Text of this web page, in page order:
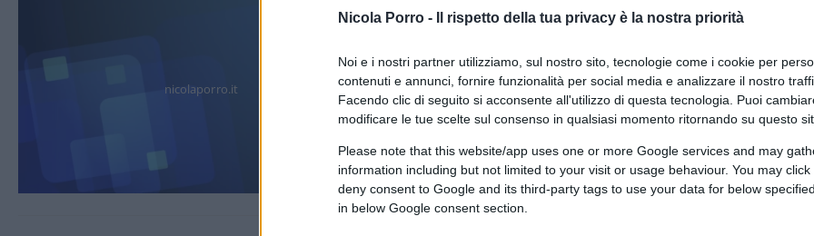
Nicola Porro - Il rispetto della tua privacy è la nostra priorità
Noi e i nostri partner utilizziamo, sul nostro sito, tecnologie come i cookie per
contenuti e annunci, fornire funzionalità per social media e analizzare il nostro
Facendo clic di seguito si acconsente all'utilizzo di questa tecnologia. Puoi
modificare le tue scelte sul consenso in qualsiasi momento ritornando su questo
Please note that this website/app uses one or more Google services and may
information including but not limited to your visit or usage behaviour. You may
deny consent to Google and its third-party tags to use your data for below
in below Google consent section.
nicolaporro.it
Pd tra una concorrenza a perdere e
maggioritaria
di Franco Carinci
3 Marzo 2021, 4:57
3.6k